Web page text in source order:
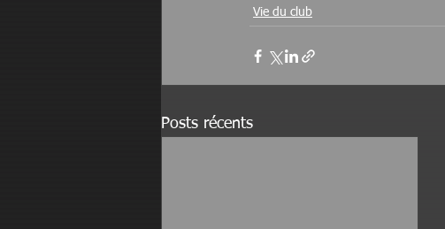
Vie du club
Posts récents